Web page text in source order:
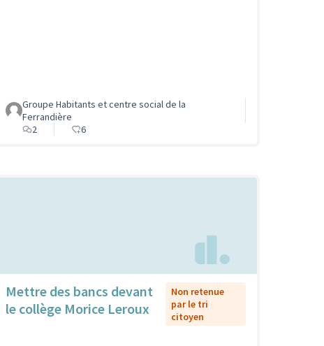
Groupe Habitants et centre social de la
Ferrandière
2
6
Mettre des bancs devant
le collège Morice Leroux
Non retenue
par le tri
citoyen